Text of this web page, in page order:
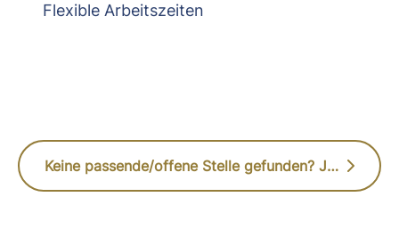
Flexible Arbeitszeiten
Keine passende/offene Stelle gefunden? Jetzt initiativ bewerben